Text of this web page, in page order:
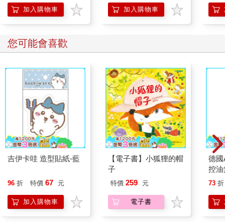
加入購物車 加入購物車
的
您可能會喜歡
吉伊卡哇 造型貼紙-藍
96 折 特價 67 元
加入購物車
【電子書】小狐狸的帽
子
特價 259 元
電子書
德國
控
凝露
調
滋
73 折